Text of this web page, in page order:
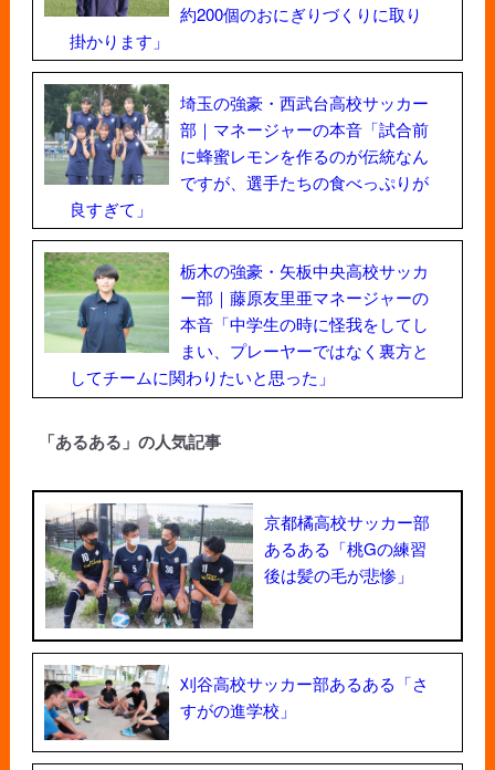
約200個のおにぎりづくりに取り
掛かります」
埼玉の強豪・西武台高校サッカー
部｜マネージャーの本音「試合前
に蜂蜜レモンを作るのが伝統なん
ですが、選手たちの食べっぷりが
良すぎて」
栃木の強豪・矢板中央高校サッカ
ー部｜藤原友里亜マネージャーの
本音「中学生の時に怪我をしてし
まい、プレーヤーではなく裏方と
してチームに関わりたいと思った」
「あるある」の人気記事
京都橘高校サッカー部
あるある「桃Gの練習
後は髪の毛が悲惨」
刈谷高校サッカー部あるある「さ
すがの進学校」